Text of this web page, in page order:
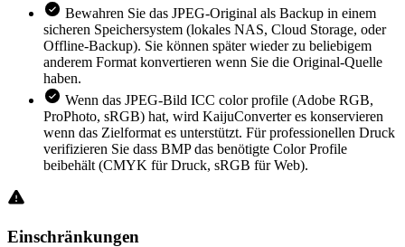
Bewahren Sie das JPEG-Original als Backup in einem
sicheren Speichersystem (lokales NAS, Cloud Storage, oder
Offline-Backup). Sie können später wieder zu beliebigem
anderem Format konvertieren wenn Sie die Original-Quelle
haben.
Wenn das JPEG-Bild ICC color profile (Adobe RGB,
ProPhoto, sRGB) hat, wird KaijuConverter es konservieren
wenn das Zielformat es unterstützt. Für professionellen Druck
verifizieren Sie dass BMP das benötigte Color Profile
beibehält (CMYK für Druck, sRGB für Web).
Einschränkungen